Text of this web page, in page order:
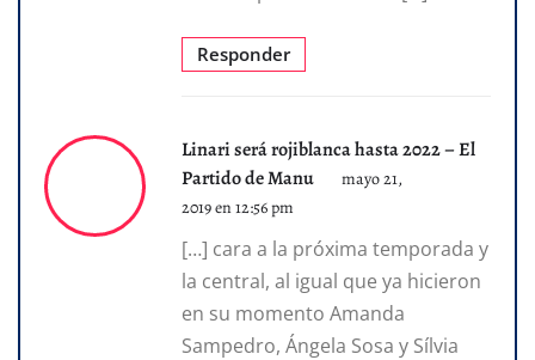
Responder
Linari será rojiblanca hasta 2022 – El
Partido de Manu
mayo 21,
2019 en 12:56 pm
[…] cara a la próxima temporada y
la central, al igual que ya hicieron
en su momento Amanda
Sampedro, Ángela Sosa y Sílvia